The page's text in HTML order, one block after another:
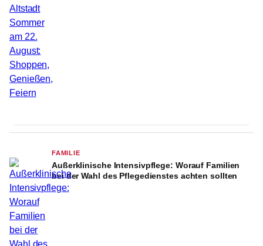
FAMILIE
Außerklinische Intensivpflege: Worauf Familien
bei der Wahl des Pflegedienstes achten sollten